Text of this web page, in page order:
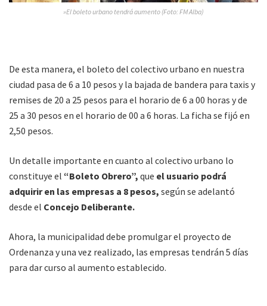
»El boleto urbano tendrá aumento (Foto: FM Alba)
De esta manera, el boleto del colectivo urbano en nuestra
ciudad pasa de 6 a 10 pesos y la bajada de bandera para taxis y
remises de 20 a 25 pesos para el horario de 6 a 00 horas y de
25 a 30 pesos en el horario de 00 a 6 horas. La ficha se fijó en
2,50 pesos.
Un detalle importante en cuanto al colectivo urbano lo
constituye el “Boleto Obrero”, que el usuario podrá
adquirir en las empresas a 8 pesos, según se adelantó
desde el Concejo Deliberante.
Ahora, la municipalidad debe promulgar el proyecto de
Ordenanza y una vez realizado, las empresas tendrán 5 días
para dar curso al aumento establecido.